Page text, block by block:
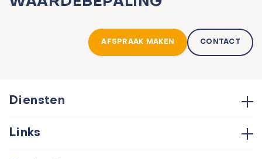
AFSPRAAK MAKEN CONTACT
Diensten
Aankoop
Links